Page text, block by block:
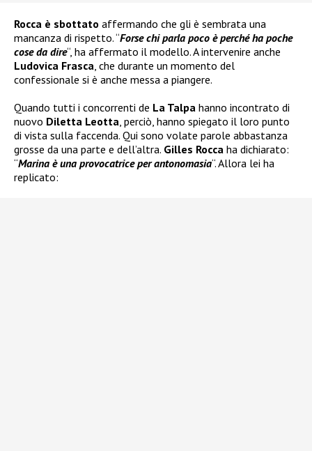
Rocca è sbottato affermando che gli è sembrata una
mancanza di rispetto. “Forse chi parla poco è perché ha poche
cose da dire“, ha affermato il modello. A intervenire anche
Ludovica Frasca, che durante un momento del
confessionale si è anche messa a piangere.
Quando tutti i concorrenti de La Talpa hanno incontrato di
nuovo Diletta Leotta, perciò, hanno spiegato il loro punto
di vista sulla faccenda. Qui sono volate parole abbastanza
grosse da una parte e dell’altra. Gilles Rocca ha dichiarato:
“Marina è una provocatrice per antonomasia“. Allora lei ha
replicato: